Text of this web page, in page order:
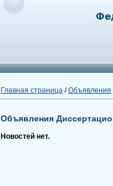
Главная страница /Объявления
Объявления
Новостей нет.